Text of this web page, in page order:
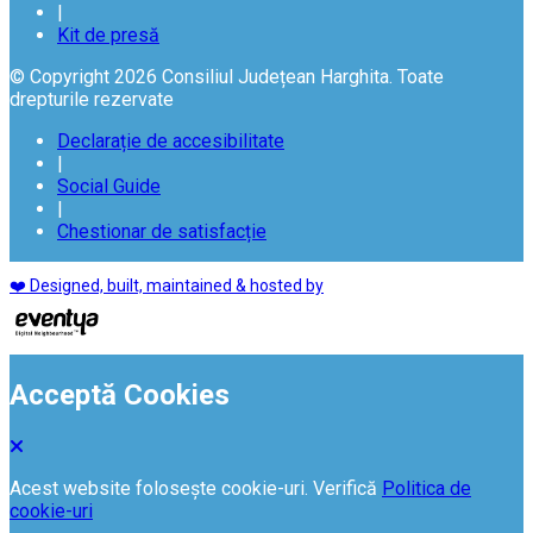
|
Kit de presă
© Copyright 2026 Consiliul Județean Harghita. Toate
drepturile rezervate
Declarație de accesibilitate
|
Social Guide
|
Chestionar de satisfacție
❤️ Designed, built, maintained & hosted by
Acceptă Cookies
Acest website folosește cookie-uri. Verifică Politica de
cookie-uri